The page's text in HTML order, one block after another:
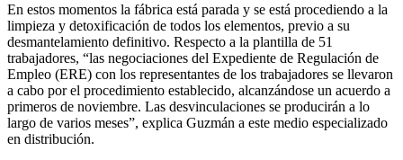
En estos momentos la fábrica está parada y se está procediendo a la
limpieza y detoxificación de todos los elementos, previo a su
desmantelamiento definitivo. Respecto a la plantilla de 51
trabajadores, “las negociaciones del Expediente de Regulación de
Empleo (ERE) con los representantes de los trabajadores se llevaron
a cabo por el procedimiento establecido, alcanzándose un acuerdo a
primeros de noviembre. Las desvinculaciones se producirán a lo
largo de varios meses”, explica Guzmán a este medio especializado
en distribución.